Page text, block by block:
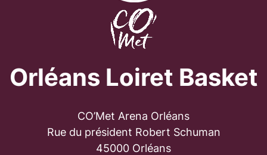
Orléans Loiret Basket
CO’Met Arena Orléans
Rue du président Robert Schuman
45000 Orléans